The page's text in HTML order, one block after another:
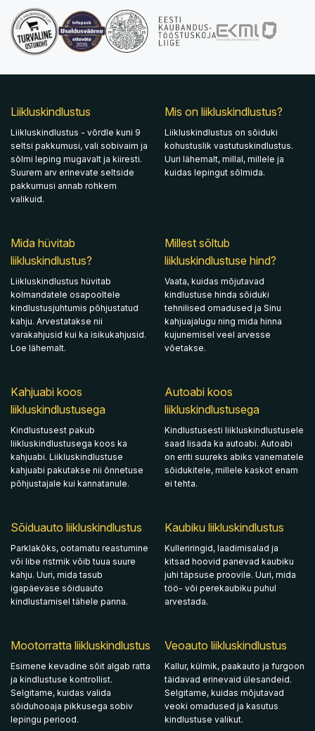
Liikluskindlustus
Liikluskindlustus - võrdle kuni 9
seltsi pakkumusi, vali sobivaim ja
sõlmi leping mugavalt ja kiiresti.
Suurem arv erinevate seltside
pakkumusi annab rohkem
valikuid.
Mis on liikluskindlustus?
Liikluskindlustus on sõiduki
kohustuslik vastutuskindlustus.
Uuri lähemalt, millal, millele ja
kuidas lepingut sõlmida.
Mida hüvitab
liikluskindlustus?
Liikluskindlustus hüvitab
kolmandatele osapooltele
kindlustusjuhtumis põhjustatud
kahju. Arvestatakse nii
varakahjusid kui ka isikukahjusid.
Loe lähemalt.
Millest sõltub
liikluskindlustuse hind?
Vaata, kuidas mõjutavad
kindlustuse hinda sõiduki
tehnilised omadused ja Sinu
kahjuajalugu ning mida hinna
kujunemisel veel arvesse
võetakse.
Kahjuabi koos
liikluskindlustusega
Kindlustusest pakub
liikluskindlustusega koos ka
kahjuabi. Liikluskindlustuse
kahjuabi pakutakse nii õnnetuse
põhjustajale kui kannatanule.
Autoabi koos
liikluskindlustusega
Kindlustusesti liikluskindlustusele
saad lisada ka autoabi. Autoabi
on eriti suureks abiks vanematele
sõidukitele, millele kaskot enam
ei tehta.
Sõiduauto liikluskindlustus
Parklakõks, ootamatu reastumine
või libe ristmik võib tuua suure
kahju. Uuri, mida tasub
igapäevase sõiduauto
kindlustamisel tähele panna.
Kaubiku liikluskindlustus
Kulleriringid, laadimisalad ja
kitsad hoovid panevad kaubiku
juhi täpsuse proovile. Uuri, mida
töö- või perekaubiku puhul
arvestada.
Mootorratta liikluskindlustus
Esimene kevadine sõit algab ratta
ja kindlustuse kontrollist.
Selgitame, kuidas valida
sõiduhooaja pikkusega sobiv
lepingu periood.
Veoauto liikluskindlustus
Kallur, külmik, paakauto ja furgoon
täidavad erinevaid ülesandeid.
Selgitame, kuidas mõjutavad
veoki omadused ja kasutus
kindlustuse valikut.